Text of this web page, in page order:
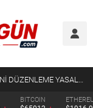
ÇOCUK KORUMA KANUNU’NDA YENİ DÜZENLEME YASALAŞTI
BITCOIN